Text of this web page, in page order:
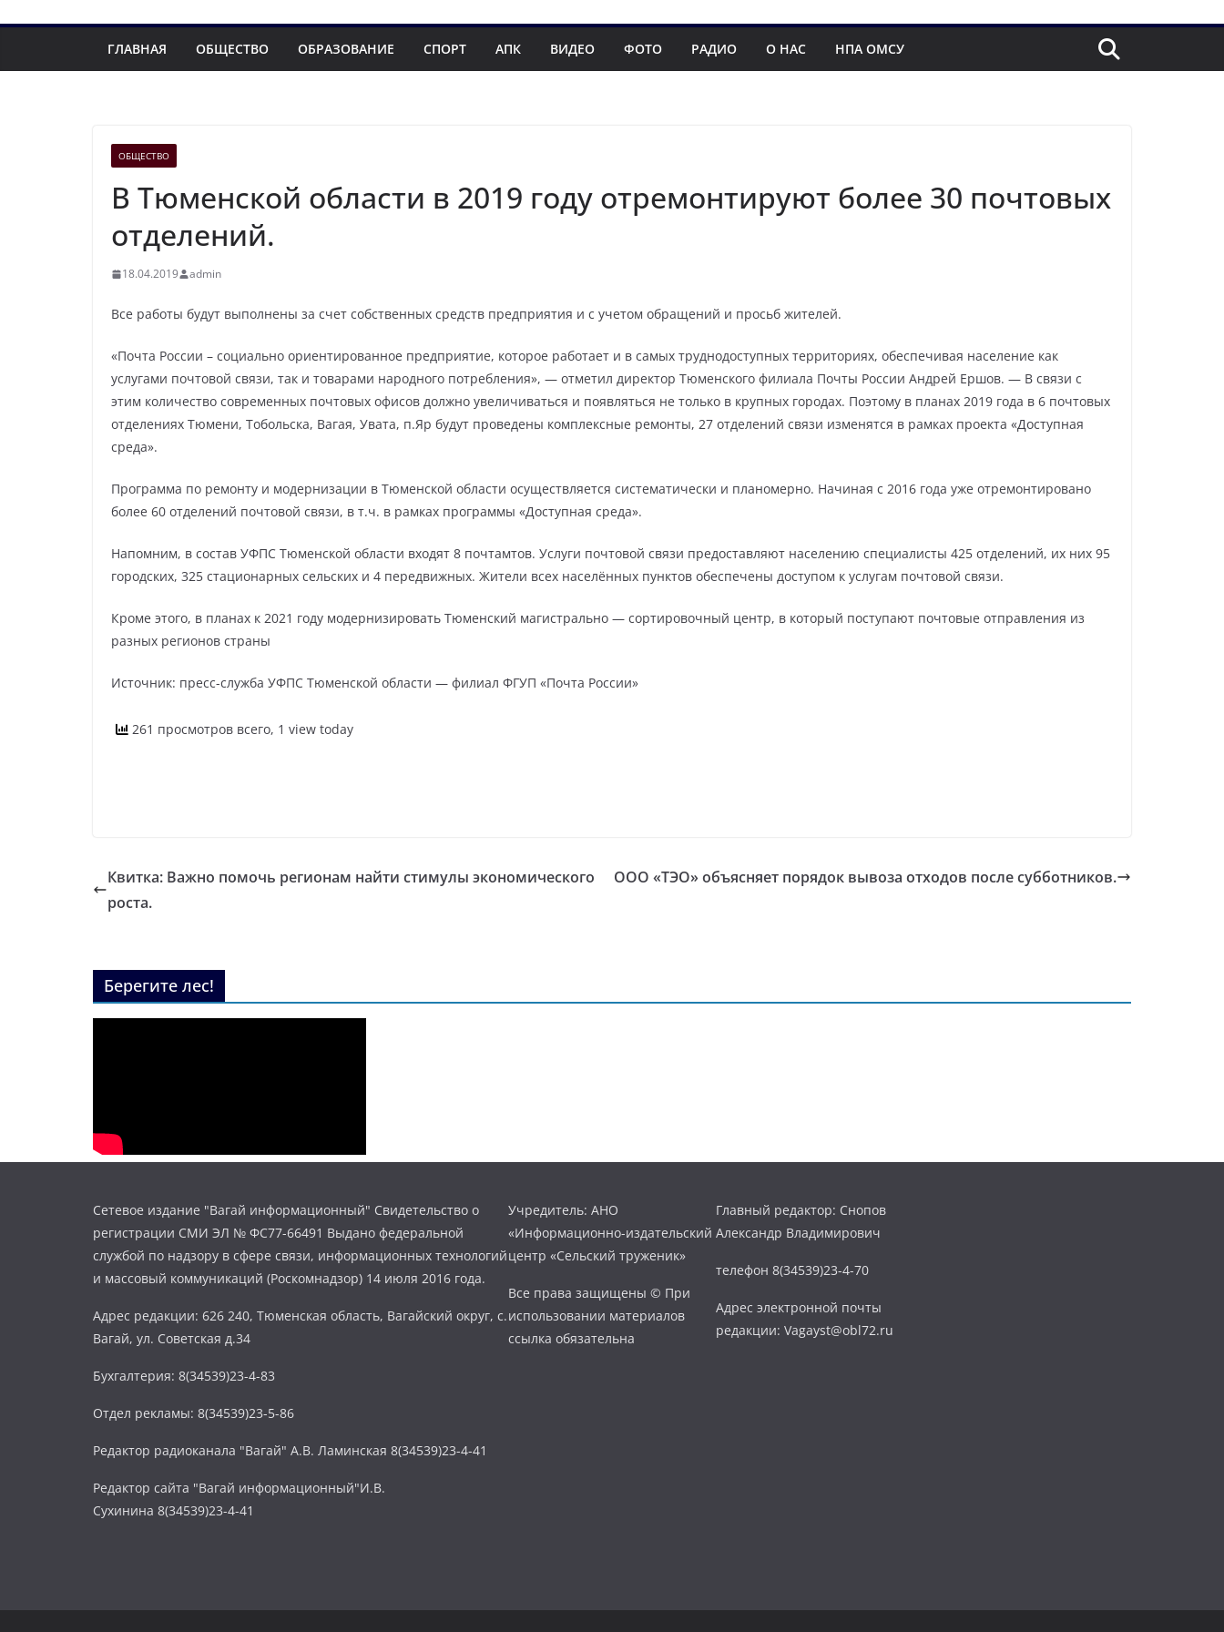
ГЛАВНАЯ ОБЩЕСТВО ОБРАЗОВАНИЕ СПОРТ АПК ВИДЕО ФОТО РАДИО О НАС НПА ОМСУ
ОБЩЕСТВО
В Тюменской области в 2019 году отремонтируют более 30 почтовых
отделений.
18.04.2019 admin
Все работы будут выполнены за счет собственных средств предприятия и с учетом обращений и просьб жителей.
«Почта России – социально ориентированное предприятие, которое работает и в самых труднодоступных территориях, обеспечивая население как
услугами почтовой связи, так и товарами народного потребления», — отметил директор Тюменского филиала Почты России Андрей Ершов. — В связи с
этим количество современных почтовых офисов должно увеличиваться и появляться не только в крупных городах. Поэтому в планах 2019 года в 6 почтовых
отделениях Тюмени, Тобольска, Вагая, Увата, п.Яр будут проведены комплексные ремонты, 27 отделений связи изменятся в рамках проекта «Доступная
среда».
Программа по ремонту и модернизации в Тюменской области осуществляется систематически и планомерно. Начиная с 2016 года уже отремонтировано
более 60 отделений почтовой связи, в т.ч. в рамках программы «Доступная среда».
Напомним, в состав УФПС Тюменской области входят 8 почтамтов. Услуги почтовой связи предоставляют населению специалисты 425 отделений, их них 95
городских, 325 стационарных сельских и 4 передвижных. Жители всех населённых пунктов обеспечены доступом к услугам почтовой связи.
Кроме этого, в планах к 2021 году модернизировать Тюменский магистрально — сортировочный центр, в который поступают почтовые отправления из
разных регионов страны
Источник: пресс-служба УФПС Тюменской области — филиал ФГУП «Почта России»
261 просмотров всего, 1 view today
Квитка: Важно помочь регионам найти стимулы экономического
роста.
ООО «ТЭО» объясняет порядок вывоза отходов после субботников.
Берегите лес!
Сетевое издание "Вагай информационный" Свидетельство о
регистрации СМИ ЭЛ № ФС77-66491 Выдано федеральной
службой по надзору в сфере связи, информационных технологий
и массовый коммуникаций (Роскомнадзор) 14 июля 2016 года.
Адрес редакции: 626 240, Тюменская область, Вагайский округ, с.
Вагай, ул. Советская д.34
Бухгалтерия: 8(34539)23-4-83
Отдел рекламы: 8(34539)23-5-86
Редактор радиоканала "Вагай" А.В. Ламинская 8(34539)23-4-41
Редактор сайта "Вагай информационный"И.В.
Сухинина 8(34539)23-4-41
Учредитель: АНО
«Информационно-издательский
центр «Сельский труженик»
Все права защищены © При
использовании материалов
ссылка обязательна
Главный редактор: Снопов
Александр Владимирович
телефон 8(34539)23-4-70
Адрес электронной почты
редакции: Vagayst@obl72.ru